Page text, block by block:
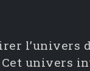
l’univers
Cet univers